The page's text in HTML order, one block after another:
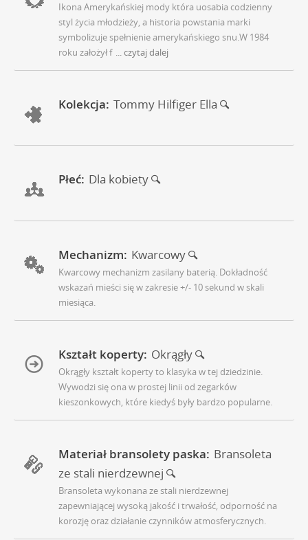
Ikona Amerykańskiej mody która uosabia codzienny
styl życia młodzieży, a historia powstania marki
symbolizuje spełnienie amerykańskiego snu.W 1984
roku założył f ... czytaj dalej
Kolekcja: Tommy Hilfiger Ella
Płeć: Dla kobiety
Mechanizm: Kwarcowy
Kwarcowy mechanizm zasilany baterią. Dokładność
wskazań mieści się w zakresie +/- 10 sekund w skali
miesiąca.
Kształt koperty: Okrągły
Okrągły kształt koperty to klasyka w tej dziedzinie.
Wywodzi się ona w prostej linii od zegarków
kieszonkowych, które kiedyś były bardzo popularne.
Materiał bransolety paska: Bransoleta
ze stali nierdzewnej
Bransoleta wykonana ze stali nierdzewnej
zapewniającej wysoką jakość i trwałość, odporność na
korozję oraz działanie czynników atmosferycznych.